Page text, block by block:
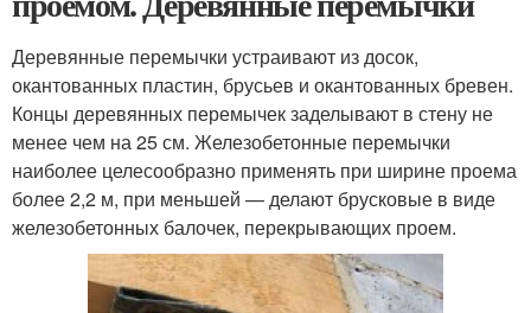
Деревянные перемычки устраивают из досок,
окантованных пластин, брусьев и окантованных бревен.
Концы деревянных перемычек заделывают в стену не
менее чем на 25 см. Железобетонные перемычки
наиболее целесообразно применять при ширине проема
более 2,2 м, при меньшей — делают брусковые в виде
железобетонных балочек, перекрывающих проем.